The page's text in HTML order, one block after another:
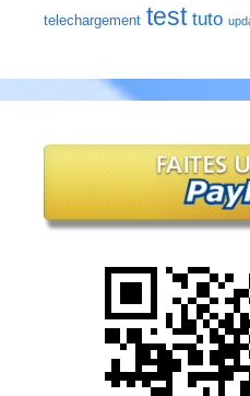
telechargement test tuto